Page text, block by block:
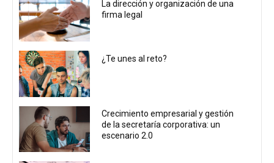
La dirección y organización de una
firma legal
¿Te unes al reto?
Crecimiento empresarial y gestión
de la secretaría corporativa: un
escenario 2.0